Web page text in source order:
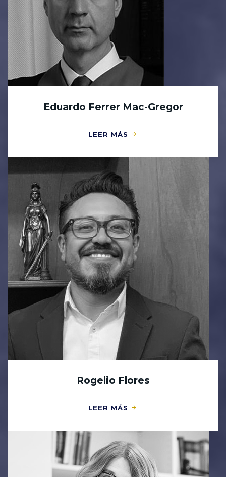
Eduardo Ferrer Mac-Gregor
LEER MÁS
Rogelio Flores
LEER MÁS